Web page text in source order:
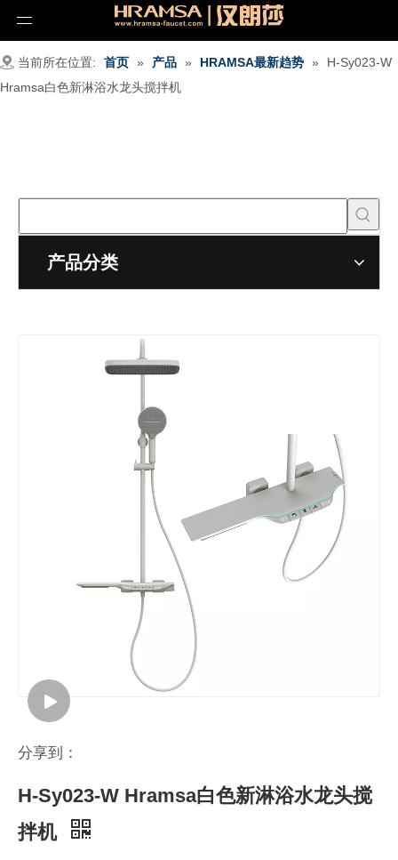
当前所在位置: 首页 » 产品 » HRAMSA最新趋势 »
H-Sy023-W
Hramsa白色新淋浴水龙头搅拌机
产品分类
分享到：
H-Sy023-W Hramsa白色新淋浴水龙头搅
拌机